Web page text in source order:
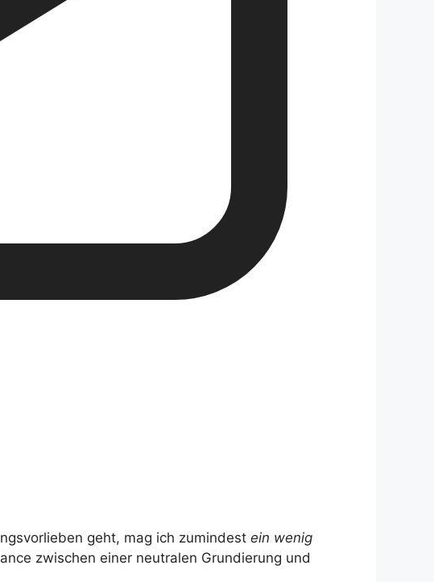
geht, mag ich zumindest ein wenig
zwischen einer neutralen Grundierung und